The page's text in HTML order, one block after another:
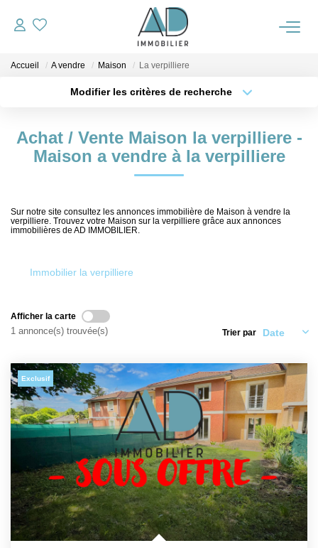
ACCUEIL
NOTRE AGENCE
Accueil A vendre Maison La verpilliere
Modifier les critères de recherche
Sélectionnez...
Type de bien
Surface min
Créer une alerte
Achat / Vente Maison la verpilliere -
Maison a vendre à la verpilliere
Sur notre site consultez les annonces immobilière de Maison à vendre la
verpilliere. Trouvez votre Maison sur la verpilliere grâce aux annonces
immobilières de AD IMMOBILIER.
Immobilier la verpilliere
Afficher la carte
1 annonce(s) trouvée(s) Trier par
Exclusif